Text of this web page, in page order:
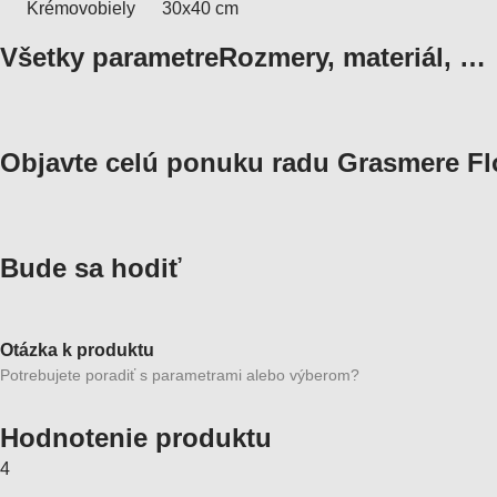
Krémovobiely 30x40 cm
Všetky parametreRozmery, materiál, …
Objavte celú ponuku radu Grasmere
Bude sa hodiť
Otázka k produktu
Potrebujete poradiť s parametrami alebo výberom?
Hodnotenie produktu
4